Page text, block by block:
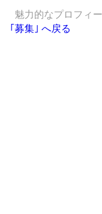
魅力的なプロフィ
｢募集｣ へ戻る